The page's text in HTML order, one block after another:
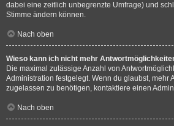
dabei eine zeitlich unbegrenzte Umfrage) und
Stimme ändern können.
Nach oben
Wieso kann ich nicht mehr
Die maximal zulässige Anzahl von
Administration festgelegt. Wenn du glaubst, mehr
zugelassen zu benötigen, kontaktiere einen
Nach oben